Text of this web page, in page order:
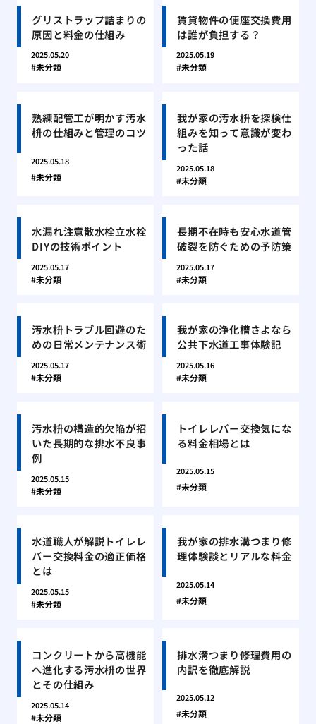
グリストラップ詰まりの
原因と料金の仕組み
2025.05.20
未分類
賃貸物件の便座交換費用
は誰が負担する？
2025.05.19
未分類
熟練配管工が明かす汚水
枡の仕組みと管理のコツ
2025.05.18
未分類
我が家の汚水枡を探検仕
組みを知って意識が変わ
った話
2025.05.18
未分類
水漏れ注意散水栓立水栓
DIYの技術ポイント
2025.05.17
未分類
長期不在時も安心水道管
破裂を防ぐための予防策
2025.05.17
未分類
汚水枡トラブル回避のた
めの日常メンテナンス術
2025.05.17
未分類
我が家の浄化槽さよなら
公共下水道工事体験記
2025.05.16
未分類
汚水枡の構造的欠陥が招
いた長期的な排水不良事
例
2025.05.15
未分類
トイレレバー交換気にな
る料金相場とは
2025.05.15
未分類
水道職人が解説トイレレ
バー交換料金の適正価格
とは
2025.05.15
未分類
我が家の排水溝つまり修
理体験談とリアルな料金
2025.05.14
未分類
コンクリートから高機能
へ進化する汚水枡の世界
とその仕組み
2025.05.14
未分類
排水溝つまり修理費用の
内訳を徹底解説
2025.05.12
未分類